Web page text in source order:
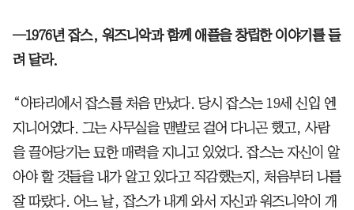
─1976년 잡스, 워즈니악과 함께 애플을 창립한 이야기를 들
려 달라.
“아타리에서 잡스를 처음 만났다. 당시 잡스는 19세 신입 엔
지니어였다. 그는 사무실을 맨발로 걸어 다니곤 했고, 사람
을 끌어당기는 묘한 매력을 지니고 있었다. 잡스는 자신이 알
아야 할 것들을 내가 알고 있다고 직감했는지, 처음부터 나를
잘 따랐다. 어느 날, 잡스가 내게 와서 자신과 워즈니악이 개